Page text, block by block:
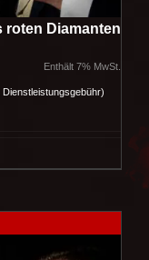
roten Diamanten
Enthält 7% MwSt.